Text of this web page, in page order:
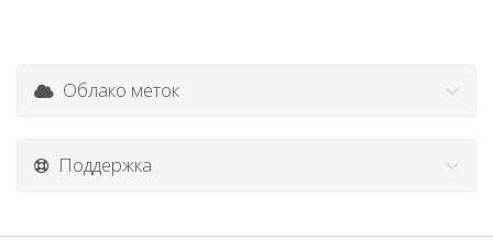
Облако меток
Поддержка